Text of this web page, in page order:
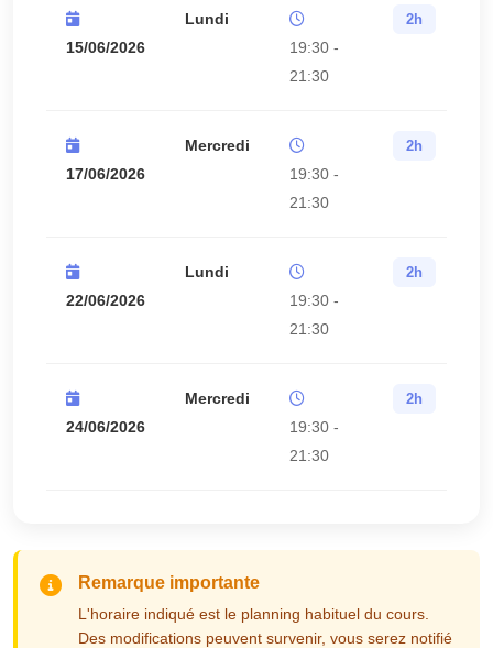
15/06/2026
Lundi
19:30 -
21:30
2h
17/06/2026
Mercredi
19:30 -
21:30
2h
22/06/2026
Lundi
19:30 -
21:30
2h
24/06/2026
Mercredi
19:30 -
21:30
2h
Remarque importante
L'horaire indiqué est le planning habituel du cours.
Des modifications peuvent survenir, vous serez notifié